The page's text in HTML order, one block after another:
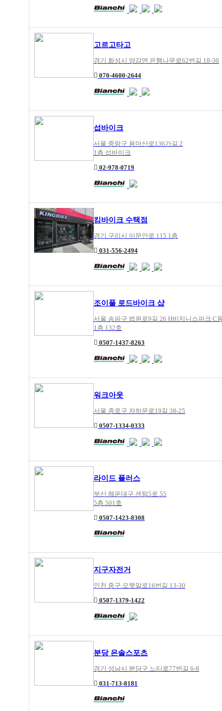
고르고타고
경기 화성시 양감면 은행나무로62번길 18-30
070-4600-2644
섭바이크
서울 중랑구 용마산로136가길 2
1층 섭바이크
02-978-0719
킹바이크 수택점
경기 구리시 이문안로 115 1층
031-556-2494
조이풀 로드바이크 샵
서울 송파구 법원로9길 26 H비지니스파크 C
1층 132호
0507-1437-8263
워크아웃
서울 종로구 자하문로19길 38-25
0507-1334-0333
라이드 플러스
부산 해운대구 센텀5로 55
5층 501호
0507-1423-8308
지구자전거
인천 중구 모랫말로16번길 13-30
0507-1379-1422
분당 은솔스포츠
경기 성남시 분당구 느티로77번길 6-8
031-713-8181